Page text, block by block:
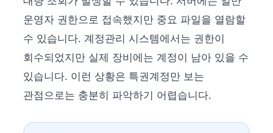
운영자 권한으로 접속했지만 중요 파일을 열람할
수 있습니다. 계정관리 시스템에서는 권한이
회수되었지만 실제 장비에는 계정이 남아 있을 수
있습니다. 이런 상황은 특권계정만 보는
관점으로는 충분히 파악하기 어렵습니다.